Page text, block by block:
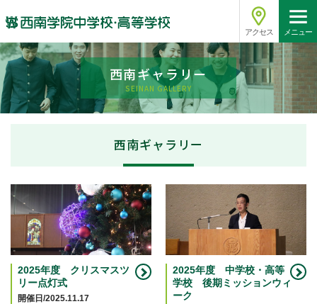
アクセス メニュー
西南ギャラリー
SEINAN GALLERY
西南ギャラリー
2025年度 クリスマスツ
リー点灯式
開催日/2025.11.17
2025年度 中学校・高等
学校 後期ミッションウィ
ーク